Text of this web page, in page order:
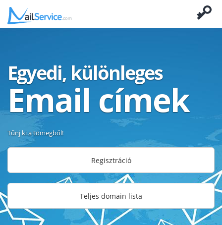
Egyedi, különleges
Email címek
Tűnj ki a tömegből!
Regisztráció
Teljes domain lista